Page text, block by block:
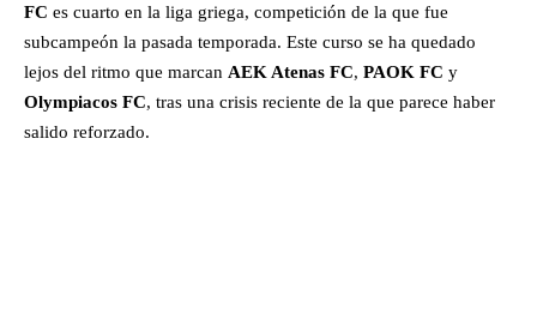
FC es cuarto en la liga griega, competición de la que fue
subcampeón la pasada temporada. Este curso se ha quedado
lejos del ritmo que marcan AEK Atenas FC, PAOK FC y
Olympiacos FC, tras una crisis reciente de la que parece haber
salido reforzado.